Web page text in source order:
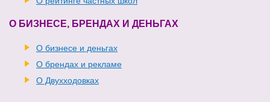
О БИЗНЕСЕ, БРЕНДАХ И ДЕНЬГАХ
О бизнесе и деньгах
О брендах и рекламе
О Двухходовках